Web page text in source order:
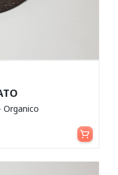
Aggiungi al carrello